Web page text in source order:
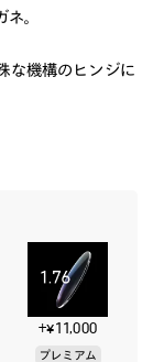
。
な機構のヒンジに
ートします。
のほかにノベル
なりました。
+¥11,000
プレミアム